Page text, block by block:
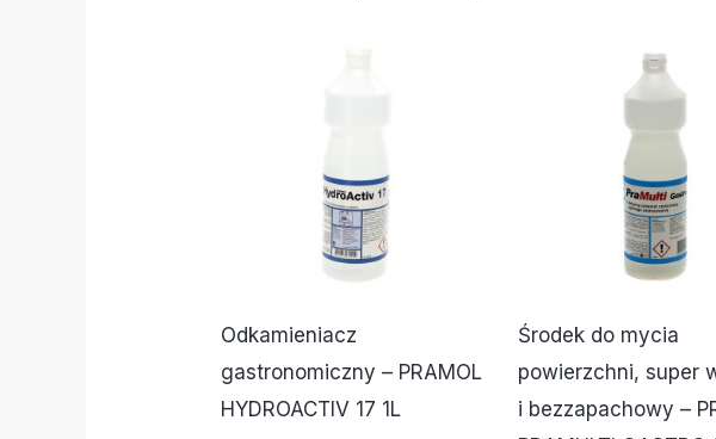
Odkamieniacz
gastronomiczny – PRAMOL
HYDROACTIV 17 1L
Środek do mycia
powierzchni, super
i bezzapachowy –